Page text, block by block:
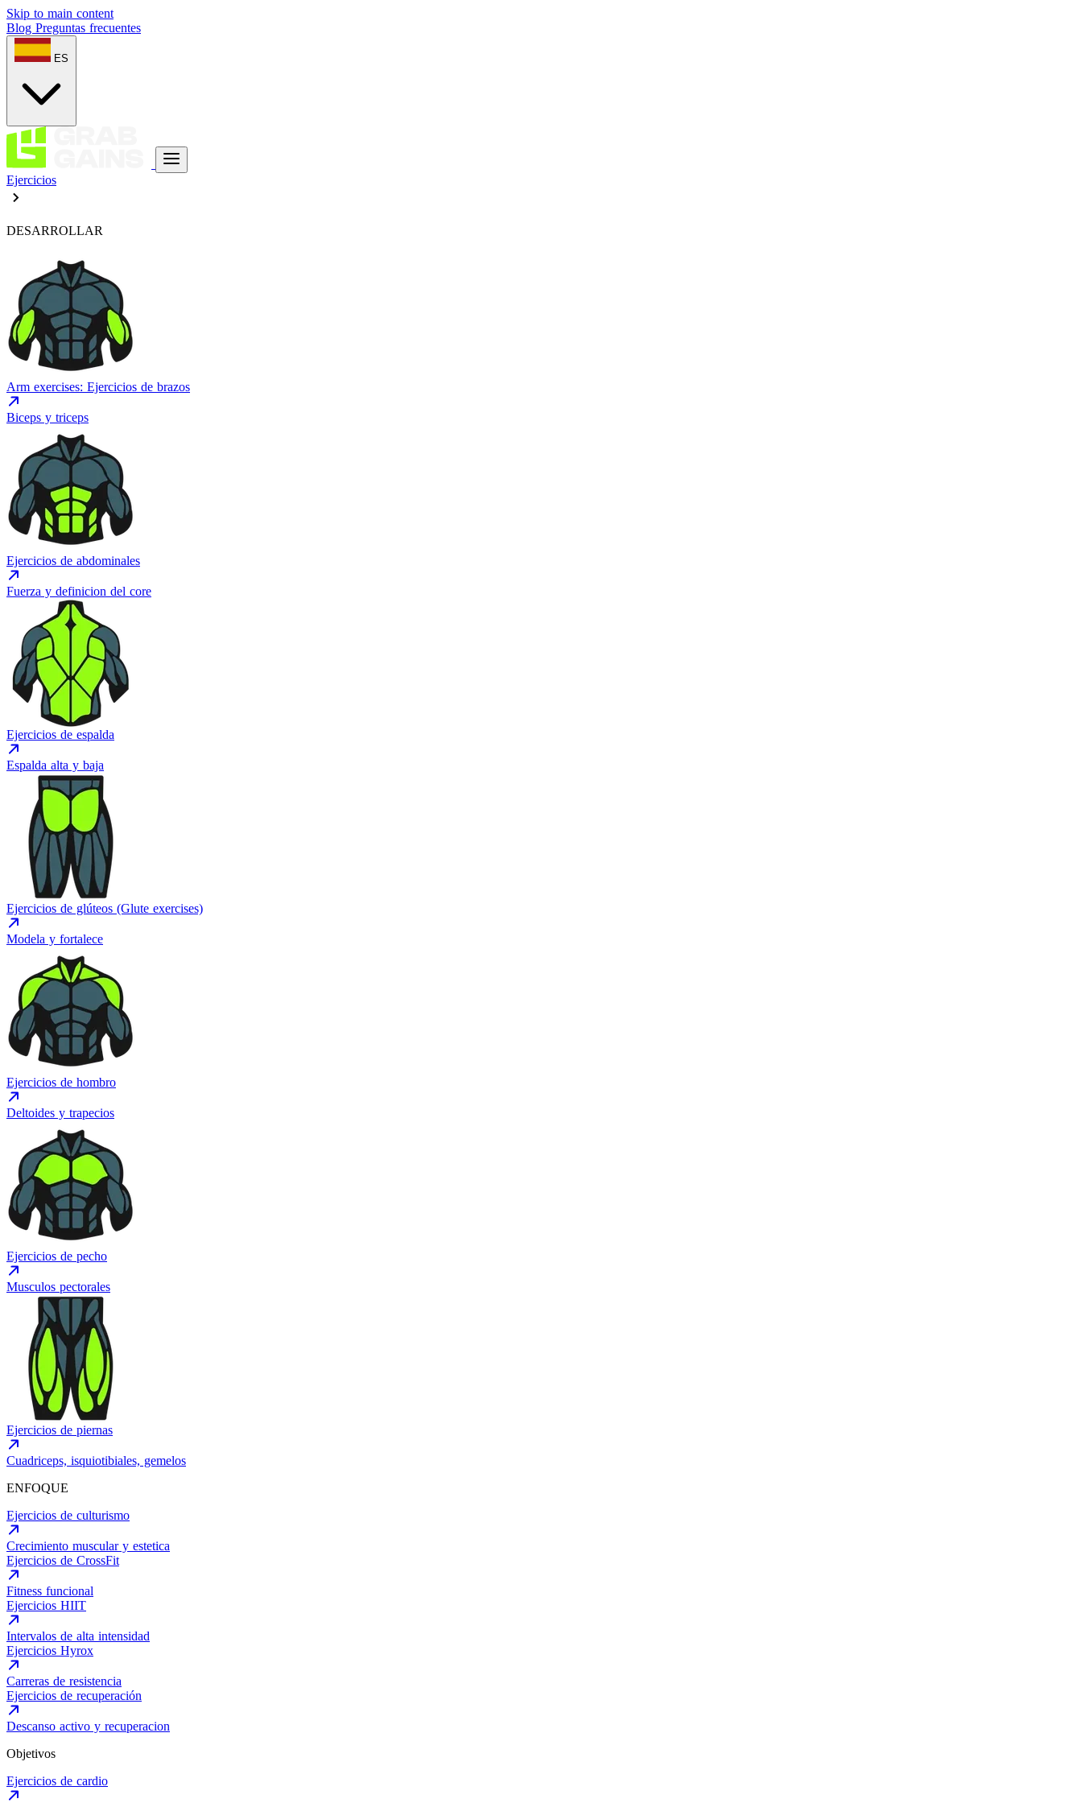
Skip to main content
Blog Preguntas frecuentes
ES
Ejercicios
DESARROLLAR
Arm exercises: Ejercicios de brazos
Biceps y triceps
Ejercicios de abdominales
Fuerza y definicion del core
Ejercicios de espalda
Espalda alta y baja
Ejercicios de glúteos (Glute exercises)
Modela y fortalece
Ejercicios de hombro
Deltoides y trapecios
Ejercicios de pecho
Musculos pectorales
Ejercicios de piernas
Cuadriceps, isquiotibiales, gemelos
ENFOQUE
Ejercicios de culturismo
Crecimiento muscular y estetica
Ejercicios de CrossFit
Fitness funcional
Ejercicios HIIT
Intervalos de alta intensidad
Ejercicios Hyrox
Carreras de resistencia
Ejercicios de recuperación
Descanso activo y recuperacion
Objetivos
Ejercicios de cardio